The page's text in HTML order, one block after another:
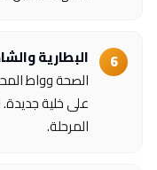
البطارية
على خلية
المرحلة.